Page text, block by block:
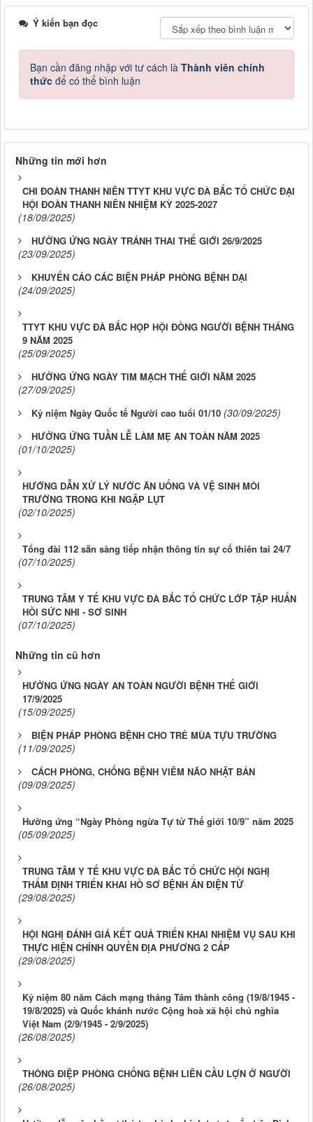
Ý kiến bạn đọc
Bạn cần đăng nhập với tư cách là Thành viên chính
thức để có thể bình luận
Những tin mới hơn
CHI ĐOÀN THANH NIÊN TTYT KHU VỰC ĐÀ BẮC TỔ CHỨC ĐẠI
HỘI ĐOÀN THANH NIÊN NHIỆM KỲ 2025-2027
(18/09/2025)
HƯỞNG ỨNG NGÀY TRÁNH THAI THẾ GIỚI 26/9/2025
(23/09/2025)
KHUYẾN CÁO CÁC BIỆN PHÁP PHÒNG BỆNH DẠI
(24/09/2025)
TTYT KHU VỰC ĐÀ BẮC HỌP HỘI ĐỒNG NGƯỜI BỆNH THÁNG
9 NĂM 2025
(25/09/2025)
HƯỞNG ỨNG NGÀY TIM MẠCH THẾ GIỚI NĂM 2025
(27/09/2025)
Kỷ niệm Ngày Quốc tế Người cao tuổi 01/10 (30/09/2025)
HƯỞNG ỨNG TUẦN LỄ LÀM MẸ AN TOÀN NĂM 2025
(01/10/2025)
HƯỚNG DẪN XỬ LÝ NƯỚC ĂN UỐNG VÀ VỆ SINH MÔI
TRƯỜNG TRONG KHI NGẬP LỤT
(02/10/2025)
Tổng đài 112 sẵn sàng tiếp nhận thông tin sự cố thiên tai 24/7
(07/10/2025)
TRUNG TÂM Y TẾ KHU VỰC ĐÀ BẮC TỔ CHỨC LỚP TẬP HUẤN
HỒI SỨC NHI - SƠ SINH
(07/10/2025)
Những tin cũ hơn
HƯỞNG ỨNG NGÀY AN TOÀN NGƯỜI BỆNH THẾ GIỚI
17/9/2025
(15/09/2025)
BIỆN PHÁP PHÒNG BỆNH CHO TRẺ MÙA TỰU TRƯỜNG
(11/09/2025)
CÁCH PHÒNG, CHỐNG BỆNH VIÊM NÃO NHẬT BẢN
(09/09/2025)
Hưởng ứng “Ngày Phòng ngừa Tự tử Thế giới 10/9” năm 2025
(05/09/2025)
TRUNG TÂM Y TẾ KHU VỰC ĐÀ BẮC TỔ CHỨC HỘI NGHỊ
THẨM ĐỊNH TRIỂN KHAI HỒ SƠ BỆNH ÁN ĐIỆN TỬ
(29/08/2025)
HỘI NGHỊ ĐÁNH GIÁ KẾT QUẢ TRIỂN KHAI NHIỆM VỤ SAU KHI
THỰC HIỆN CHÍNH QUYỀN ĐỊA PHƯƠNG 2 CẤP
(29/08/2025)
Kỷ niệm 80 năm Cách mạng tháng Tám thành công (19/8/1945 -
19/8/2025) và Quốc khánh nước Cộng hoà xã hội chủ nghĩa
Việt Nam (2/9/1945 - 2/9/2025)
(26/08/2025)
THÔNG ĐIỆP PHÒNG CHỐNG BỆNH LIÊN CẦU LỢN Ở NGƯỜI
(26/08/2025)